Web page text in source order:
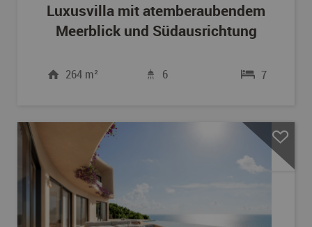
Luxusvilla mit atemberaubendem
Meerblick und Südausrichtung
264 m² 7
6